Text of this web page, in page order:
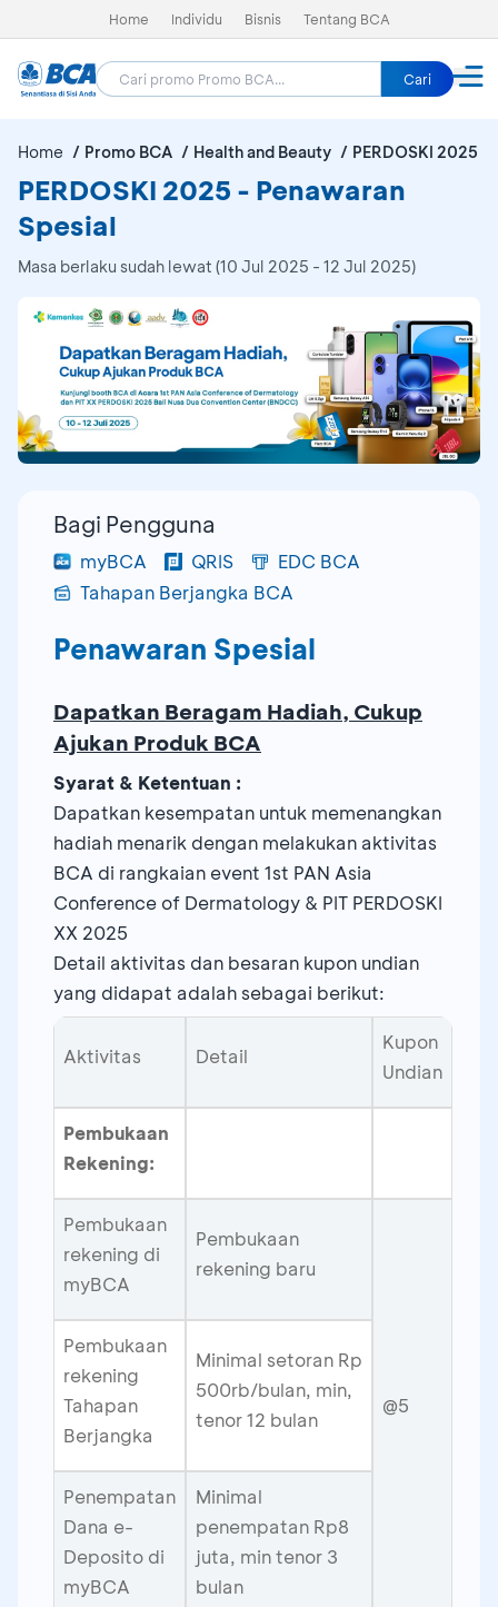
Home Individu Bisnis Tentang BCA
Cari
Home Promo BCA Health and Beauty PERDOSKI 2025
PERDOSKI 2025 - Penawaran
Spesial
Masa berlaku sudah lewat (10 Jul 2025 - 12 Jul 2025)
Bagi Pengguna
myBCA QRIS
EDC BCA
Tahapan Berjangka BCA
Penawaran Spesial
Dapatkan Beragam Hadiah, Cukup
Ajukan Produk BCA
Syarat & Ketentuan :
Dapatkan kesempatan untuk memenangkan
hadiah menarik dengan melakukan aktivitas
BCA di rangkaian event 1st PAN Asia
Conference of Dermatology & PIT PERDOSKI
XX 2025
Detail aktivitas dan besaran kupon undian
yang didapat adalah sebagai berikut:
Aktivitas Detail
Kupon
Undian
Pembukaan
Rekening:
Pembukaan
rekening di
myBCA
Pembukaan
rekening baru
@5
Pembukaan
rekening
Tahapan
Berjangka
Minimal setoran Rp
500rb/bulan, min,
tenor 12 bulan
Penempatan
Dana e-
Deposito di
myBCA
Minimal
penempatan Rp8
juta, min tenor 3
bulan